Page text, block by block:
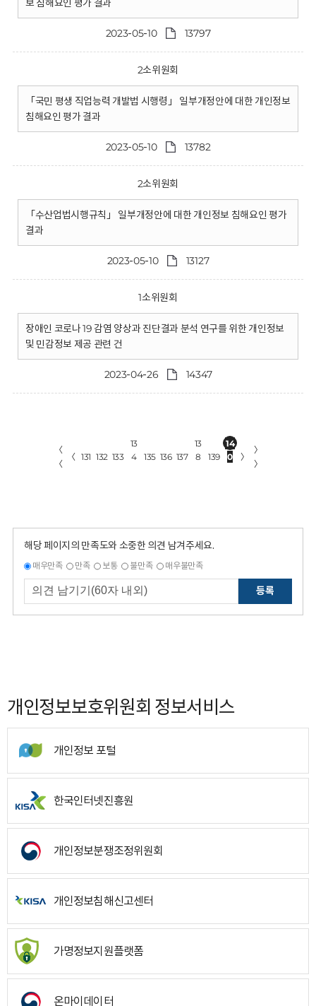
보 침해요인 평가 결과
2023-05-10 13797
2소위원회
「국민 평생 직업능력 개발법 시행령」 일부개정안에 대한 개인정보
침해요인 평가 결과
2023-05-10 13782
2소위원회
「수산업법시행규칙」 일부개정안에 대한 개인정보 침해요인 평가
결과
2023-05-10 13127
1소위원회
장애인 코로나 19 감염 양상과 진단결과 분석 연구를 위한 개인정보
및 민감정보 제공 관련 건
2023-04-26 14347
〈
〈
〈 131 132 133
13
4
135 136 137
13
8
139
14
0
〉
〉
〉
해당 페이지의 만족도와 소중한 의견 남겨주세요.
매우만족 만족 보통 불만족 매우불만족
등록
개인정보보호위원회 정보서비스
개인정보 포털
한국인터넷진흥원
개인정보분쟁조정위원회
개인정보침해신고센터
가명정보지원플랫폼
온마이데이터